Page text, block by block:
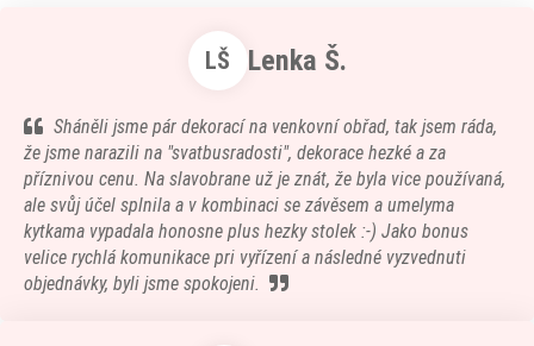
LŠ Lenka Š.
Sháněli jsme pár dekorací na venkovní obřad, tak jsem ráda,
že jsme narazili na "svatbusradosti", dekorace hezké a za
příznivou cenu. Na slavobrane už je znát, že byla vice používaná,
ale svůj účel splnila a v kombinaci se závěsem a umelyma
kytkama vypadala honosne plus hezky stolek :-) Jako bonus
velice rychlá komunikace pri vyřízení a následné vyzvednuti
objednávky, byli jsme spokojeni.